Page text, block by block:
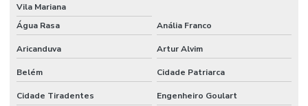
Etiquetas Tag Para Roupas No Rio Grande Do Sul
Fornecedor De Etiqueta De Gondola No Rio Grande Do Sul
Vila Mariana
Água Rasa
Anália Franco
Aricanduva Artur Alvim
Belém Cidade Patriarca
Cidade Tiradentes Engenheiro Goulart